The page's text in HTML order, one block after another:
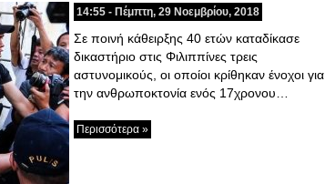
14:55 - Πέμπτη, 29 Νοεμβρίου, 2018
Σε ποινή κάθειρξης 40 ετών καταδίκασε
δικαστήριο στις Φιλιππίνες τρεις
αστυνομικούς, οι οποίοι κρίθηκαν ένοχοι για
την ανθρωποκτονία ενός 17χρονου…
Περισσότερα »